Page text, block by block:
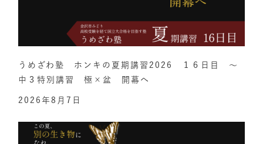
うめざわ塾 ホンキの夏期講習2026 １６日目 ～
中３特別講習 極×盆 開幕へ
2026年8月7日